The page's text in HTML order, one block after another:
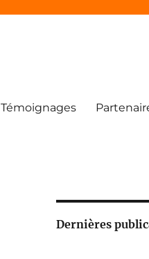
Témoignages
Dernières